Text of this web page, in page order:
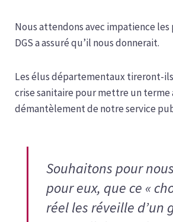
Nous attendons avec impatience les
DGS a assuré qu’il nous donnerait.
Les élus départementaux tireront-
crise sanitaire pour mettre un terme
démantèlement de notre service
Souhaitons pour
pour eux, que ce «
réel les réveille d’un